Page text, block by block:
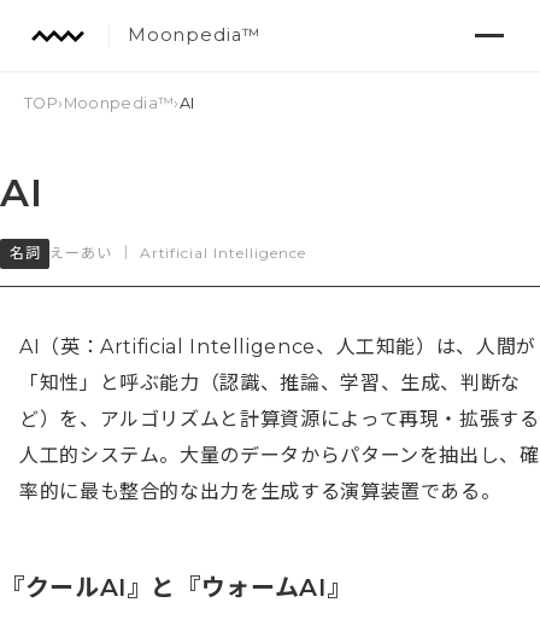
Moonpedia™
TOP› Moonpedia™›AI
AI
名詞 えーあい Artificial Intelligence
AI（英：Artificial Intelligence、人工知能）は、人間が
「知性」と呼ぶ能力（認識、推論、学習、生成、判断な
ど）を、アルゴリズムと計算資源によって再現・拡張する
人工的システム。大量のデータからパターンを抽出し、確
率的に最も整合的な出力を生成する演算装置である。
『クールAI』と『ウォームAI』